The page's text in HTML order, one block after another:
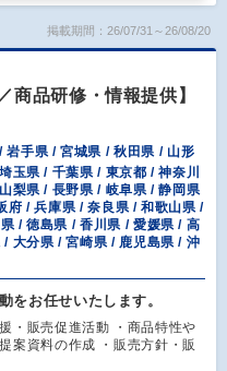
掲載期間：26/07/31～26/08/20
商品研修・情報提供】
岩手県 / 宮城県 / 秋田県 / 山形
玉県 / 千葉県 / 東京都 / 神奈川
梨県 / 長野県 / 岐阜県 / 静岡県
府 / 兵庫県 / 奈良県 / 和歌山県 /
/ 徳島県 / 香川県 / 愛媛県 / 高
大分県 / 宮崎県 / 鹿児島県 / 沖
をお任せいたします。
・販売促進活動 ・商品特性や
案資料の作成 ・販売方針・販